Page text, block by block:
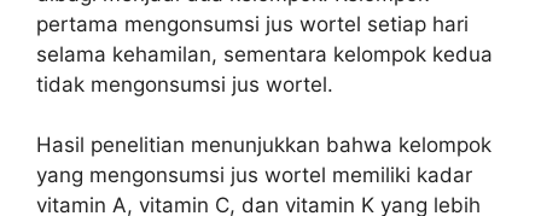
pertama mengonsumsi jus wortel setiap hari
selama kehamilan, sementara kelompok kedua
tidak mengonsumsi jus wortel.
Hasil penelitian menunjukkan bahwa kelompok
yang mengonsumsi jus wortel memiliki kadar
vitamin A, vitamin C, dan vitamin K yang lebih